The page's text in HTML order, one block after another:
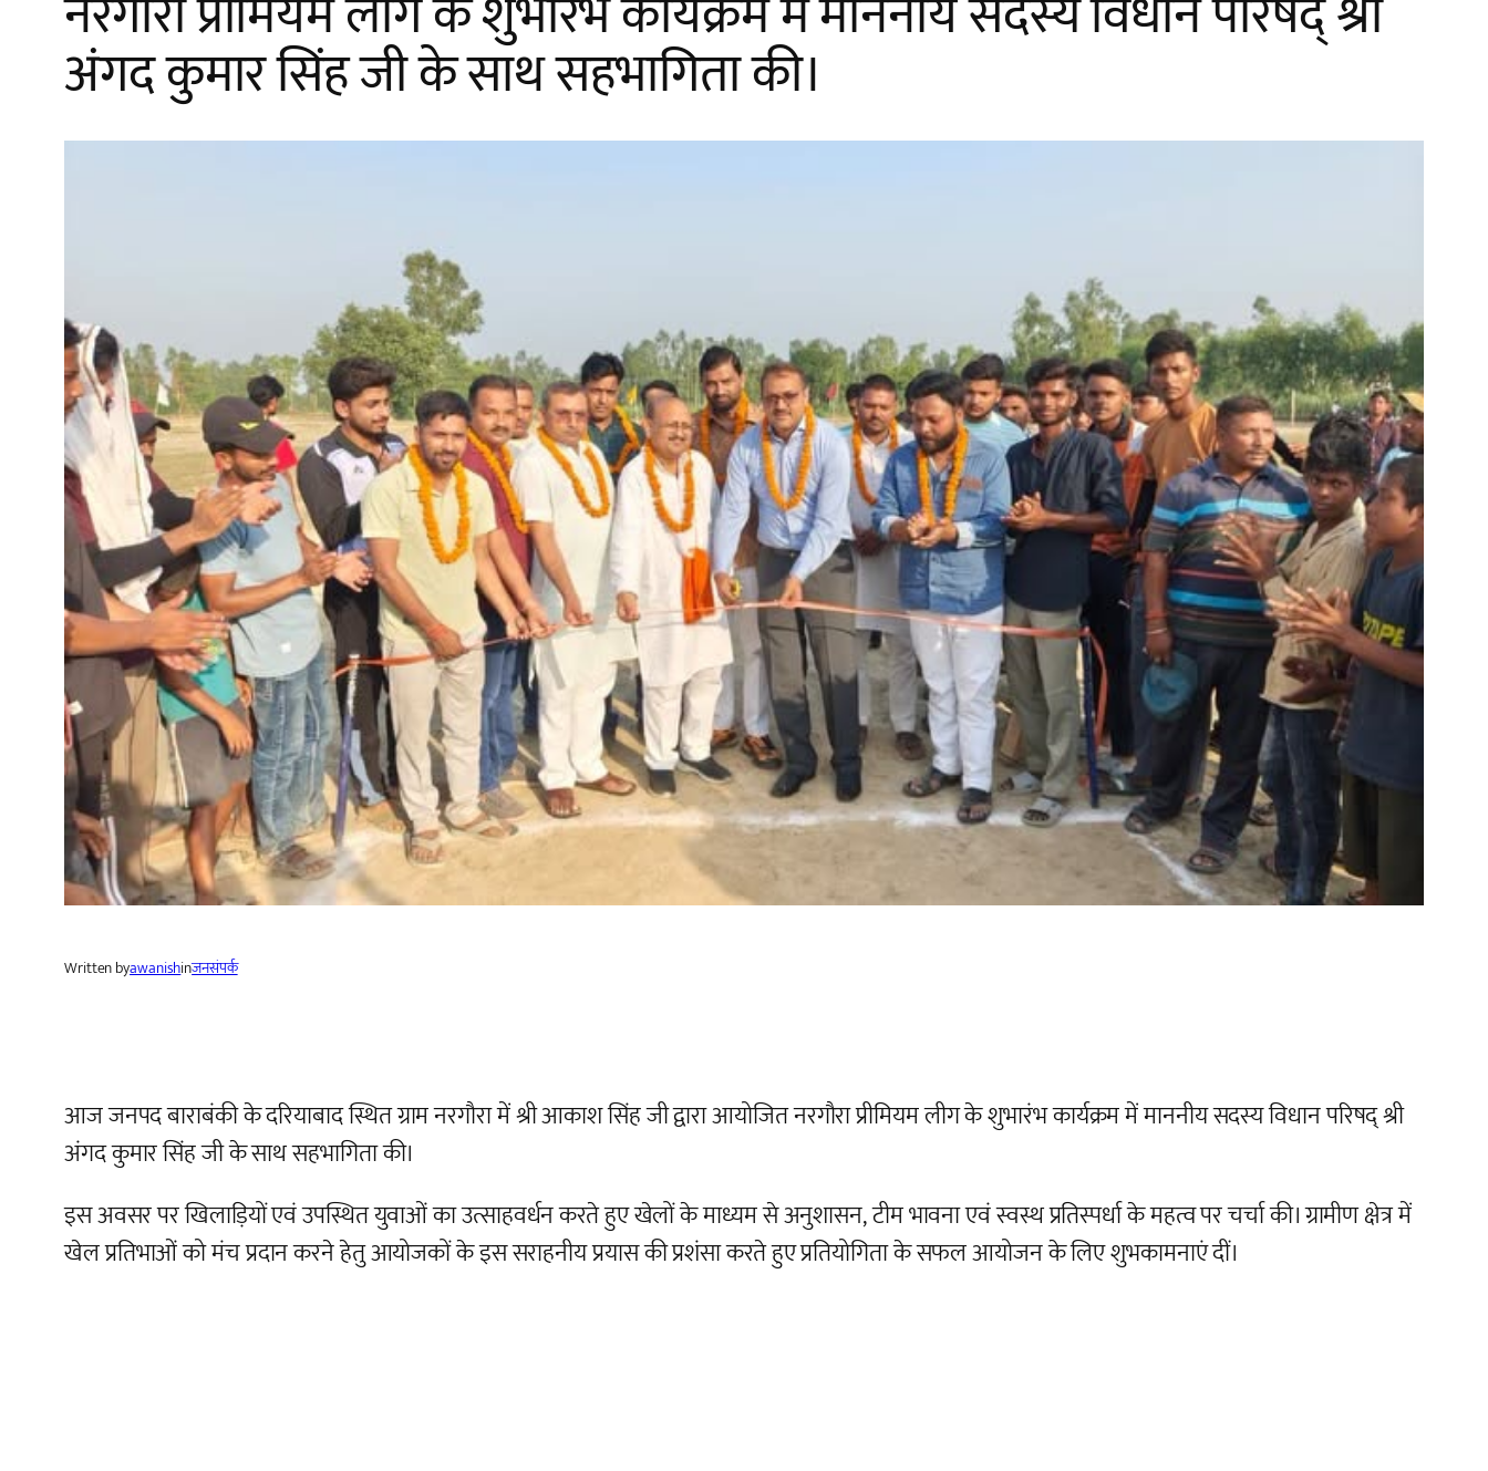
अंगद कुमार सिंह जी के साथ सहभागिता की।
Written byawanishinजनसंपर्क
आज जनपद बाराबंकी के दरियाबाद स्थित ग्राम नरगौरा में श्री आकाश सिंह जी द्वारा आयोजित नरगौरा प्रीमियम लीग के शुभारंभ कार्यक्रम में माननीय सदस्य विधान परिषद् श्री
अंगद कुमार सिंह जी के साथ सहभागिता की।
इस अवसर पर खिलाड़ियों एवं उपस्थित युवाओं का उत्साहवर्धन करते हुए खेलों के माध्यम से अनुशासन, टीम भावना एवं स्वस्थ प्रतिस्पर्धा के महत्व पर चर्चा की। ग्रामीण क्षेत्र में
खेल प्रतिभाओं को मंच प्रदान करने हेतु आयोजकों के इस सराहनीय प्रयास की प्रशंसा करते हुए प्रतियोगिता के सफल आयोजन के लिए शुभकामनाएं दीं।